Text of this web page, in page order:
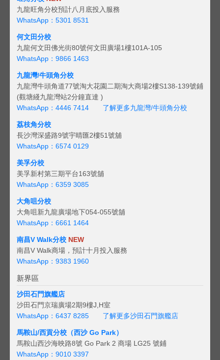
九龍旺角分校預計八月底投入服務
WhatsApp：5301 8531
何文田分校
九龍何文田佛光街80號何文田廣場1樓101A-105
WhatsApp：9866 1463
九龍灣/牛頭角分校
九龍灣牛頭角道77號淘大花園二期淘大商場2樓S138-139號鋪
(觀塘綫九龍灣站2分鐘直達 )
WhatsApp：4446 7414
了解更多九龍灣/牛頭角分校
荔枝角分校
長沙灣深盛路9號宇晴匯2樓51號舖
WhatsApp：6574 0129
美孚分校
美孚新村第三期平台163號舖
WhatsApp：6359 3085
大角咀分校
大角咀新九龍廣場地下054-055號舖
WhatsApp：6661 1464
南昌V Walk分校 NEW
南昌V Walk商場，預計十月投入服務
WhatsApp：9383 1960
新界區
沙田石門旗艦店
沙田石門京瑞廣場2期9樓J,H室
WhatsApp：6437 8285
了解更多沙田石門旗艦店
馬鞍山/西貢分校（西沙 Go Park）
馬鞍山西沙海映路8號 Go Park 2 商場 LG25 號鋪
WhatsApp：9010 3397